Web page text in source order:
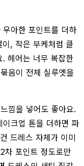
아한 포인트를 더하
, 작은 부케처럼 클
. 헤어는 너무 복잡한
음이 전체 실루엣을
낌을 넣어도 좋아요.
크업 톤을 더하면 파
드레스 자체가 이미
차 포인트 정도로만